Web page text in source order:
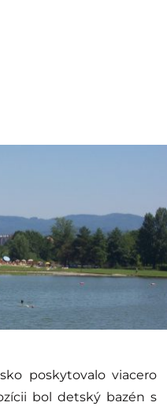
poskytovalo viacero
bol detský bazén s